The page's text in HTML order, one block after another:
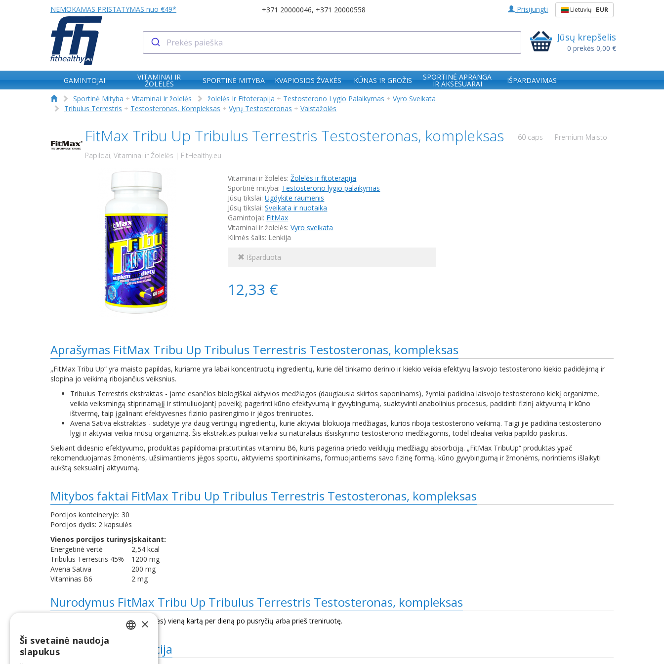
NEMOKAMAS PRISTATYMAS nuo €49* +371 20000046, +371 20000558 Prisijungti Lietuvių EUR
Jūsų krepšelis
0 prekės 0,00 €
GAMINTOJAI VITAMINAI IR
ŽOLELĖS SPORTINĖ MITYBA KVAPIOSIOS ŽVAKĖS KŪNAS IR GROŽIS SPORTINĖ APRANGA
IR AKSESUARAI
IŠPARDAVIMAS
Sportinė Mityba + Vitaminai Ir žolelės žolelės Ir Fitoterapija + Testosterono Lygio Palaikymas + Vyro Sveikata
Tribulus Terrestris + Testosteronas, Kompleksas + Vyrų Testosteronas + Vaistažolės
FitMax Tribu Up Tribulus Terrestris Testosteronas, kompleksas 60 caps
Premium Maisto
Papildai, Vitaminai ir Žolelės | FitHealthy.eu
Vitaminai ir žolelės:Žolelės ir fitoterapija
Sportinė mityba: Testosterono lygio palaikymas
Jūsų tikslai:Ugdykite raumenis
Jūsų tikslai:Sveikata ir nuotaika
Gamintojai: FitMax
Vitaminai ir žolelės:Vyro sveikata
Kilmės šalis: Lenkija
Išparduota
12,33 €
Aprašymas FitMax Tribu Up Tribulus Terrestris Testosteronas, kompleksas
„FitMax Tribu Up“ yra maisto papildas, kuriame yra labai koncentruotų ingredientų, kurie dėl tinkamo derinio ir kiekio veikia efektyvų laisvojo testosterono kiekio padidėjimą ir
slopina jo veikimą ribojančius veiksnius.
Tribulus Terrestris ekstraktas - jame esančios biologiškai aktyvios medžiagos (daugiausia skirtos saponinams), žymiai padidina laisvojo testosterono kiekį organizme,
veikia veiksmingą stiprinamąjį ir stimuliuojantį poveikį; pagerinti kūno efektyvumą ir gyvybingumą, suaktyvinti anabolinius procesus, padidinti fizinį aktyvumą ir kūno
ištvermę, taip įgalinant efektyvesnes fizinio pasirengimo ir jėgos treniruotes.
Avena Sativa ekstraktas - sudėtyje yra daug vertingų ingredientų, kurie aktyviai blokuoja medžiagas, kurios riboja testosterono veikimą. Taigi jie padidina testosterono
lygį ir aktyviai veikia mūsų organizmą. Šis ekstraktas puikiai veikia su natūralaus išsiskyrimo testosterono medžiagomis, todėl idealiai veikia papildo paskirtis.
Siekiant didesnio efektyvumo, produktas papildomai praturtintas vitaminu B6, kuris pagerina priedo veikliųjų medžiagų absorbciją. „FitMax TribuUp“ produktas ypač
rekomenduojamas žmonėms, užsiimantiems jėgos sportu, aktyviems sportininkams, formuojantiems savo fizinę formą, kūno gyvybingumą ir žmonėms, norintiems išlaikyti
aukštą seksualinį aktyvumą.
Mitybos faktai FitMax Tribu Up Tribulus Terrestris Testosteronas, kompleksas
Porcijos konteineryje: 30
Porcijos dydis: 2 kapsulės
Vienos porcijos turinysįskaitant:
Energetinė vertė
2,54 kcal
Tribulus Terrestris 45%
1200 mg
Avena Sativa
200 mg
Vitaminas B6
2 mg
Nurodymus FitMax Tribu Up Tribulus Terrestris Testosteronas, kompleksas
Naudokite vieną porciją (2 kapsules) vieną kartą per dieną po pusryčių arba prieš treniruotę.
Papildoma informacija
×
Ši svetainė naudoja
slapukus